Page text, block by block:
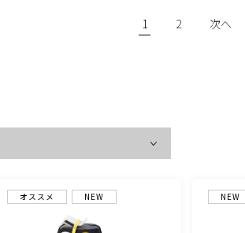
1 2 次へ
オススメ NEW NEW